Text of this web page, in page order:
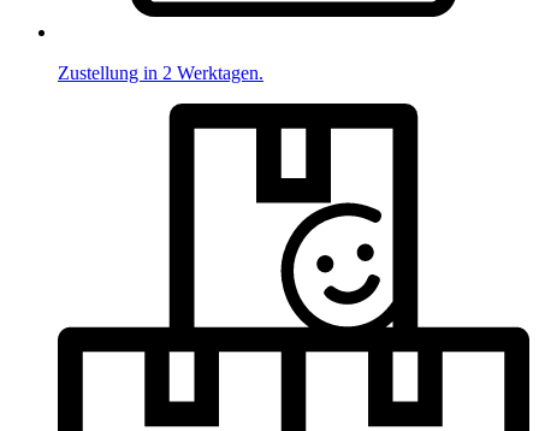
Zustellung in 2 Werktagen.